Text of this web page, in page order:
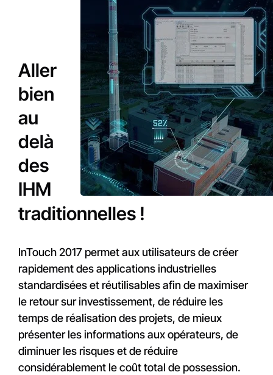
Aller
bien
au
delà
des
IHM
traditionnelles !
InTouch 2017 permet aux utilisateurs de créer
rapidement des applications industrielles
standardisées et réutilisables afin de maximiser
le retour sur investissement, de réduire les
temps de réalisation des projets, de mieux
présenter les informations aux opérateurs, de
diminuer les risques et de réduire
considérablement le coût total de possession.